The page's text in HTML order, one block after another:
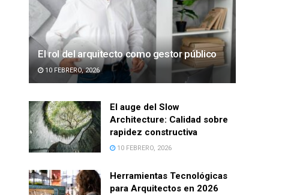
El rol del arquitecto como gestor público
10 FEBRERO, 2026
El auge del Slow
Architecture: Calidad sobre
rapidez constructiva
10 FEBRERO, 2026
Herramientas Tecnológicas
para Arquitectos en 2026